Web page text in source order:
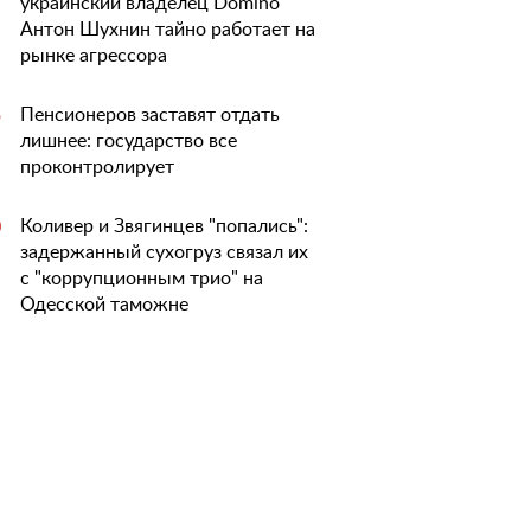
Антон Шухнин тайно работает на
рынке агрессора
Пенсионеров заставят отдать
лишнее: государство все
проконтролирует
Коливер и Звягинцев "попались":
задержанный сухогруз связал их
с "коррупционным трио" на
Одесской таможне